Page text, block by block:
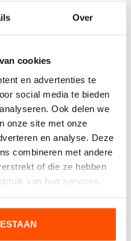
Over
cookies
en advertenties te
social media te bieden
Ook delen we
onze site met onze
en analyse. Deze
combineren met andere
of die ze hebben
van hun services.
stoepbord
statief.
kiest u?
Moet het bord
of afsluitbaar
om te kiezen voor het
in ieder geval op
of buiten?